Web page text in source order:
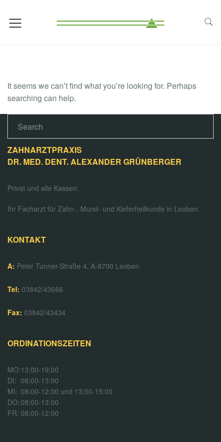
It seems we can’t find what you’re looking for. Perhaps
searching can help.
ZAHNARZTPRAXIS
DR. MED. DENT. ALEXANDER GRÜNBERGER
Privat und alle Kassen.
Ihr Facharzt für Zahn-, Mund- und Kieferheilkunde in Leoben.
KONTAKT
A: Peter Tunner-Straße 4, A-8700 Leoben
Tel: 03842/43666
Fax: 03842/43434
ORDINATIONSZEITEN
MO:13:00-19:00
DI: 08:00-13:00
MI: 08:00-12:00 und 13:00-15:00
DO:08:00-13:00
FR: 08:00-12:00